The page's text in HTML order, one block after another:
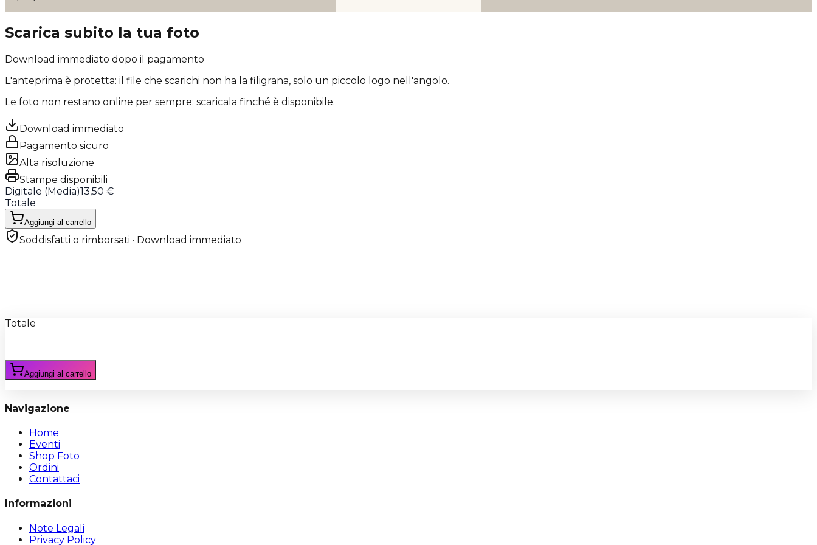
Scarica subito la tua foto
Download immediato dopo il pagamento
L'anteprima è protetta: il file che scarichi non ha la filigrana, solo un piccolo logo nell'angolo.
Le foto non restano online per sempre: scaricala finché è disponibile.
Download immediato
Pagamento sicuro
Alta risoluzione
Stampe disponibili
Digitale (Media)13,50 €
Totale
Aggiungi al carrello
Soddisfatti o rimborsati · Download immediato
Totale
Aggiungi al carrello
Navigazione
Home
Eventi
Shop Foto
Ordini
Contattaci
Informazioni
Note Legali
Privacy Policy